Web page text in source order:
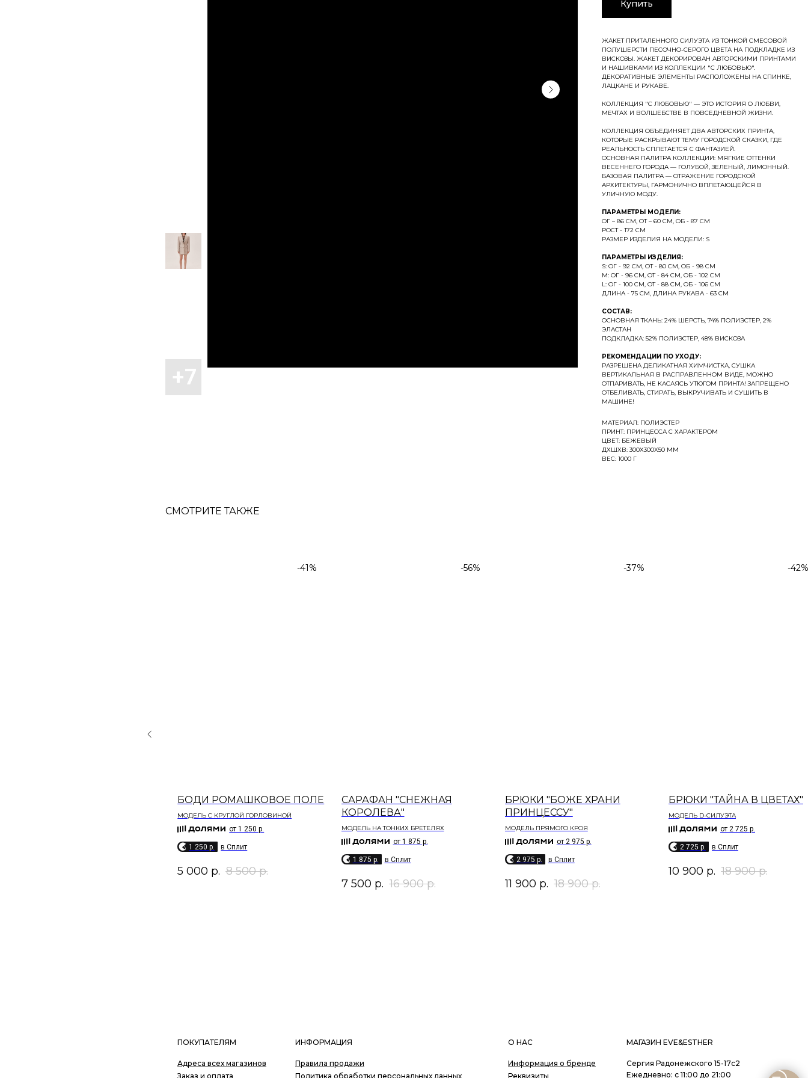
Купить
ЖАКЕТ ПРИТАЛЕННОГО СИЛУЭТА ИЗ ТОНКОЙ СМЕСОВОЙ
ПОЛУШЕРСТИ ПЕСОЧНО-СЕРОГО ЦВЕТА НА ПОДКЛАДКЕ ИЗ
ВИСКОЗЫ. ЖАКЕТ ДЕКОРИРОВАН АВТОРСКИМИ ПРИНТАМИ
И НАШИВКАМИ ИЗ КОЛЛЕКЦИИ "С ЛЮБОВЬЮ".
ДЕКОРАТИВНЫЕ ЭЛЕМЕНТЫ РАСПОЛОЖЕНЫ НА СПИНКЕ,
ЛАЦКАНЕ И РУКАВЕ.
КОЛЛЕКЦИЯ "С ЛЮБОВЬЮ" — ЭТО ИСТОРИЯ О ЛЮБВИ,
МЕЧТАХ И ВОЛШЕБСТВЕ В ПОВСЕДНЕВНОЙ ЖИЗНИ.
КОЛЛЕКЦИЯ ОБЪЕДИНЯЕТ ДВА АВТОРСКИХ ПРИНТА,
КОТОРЫЕ РАСКРЫВАЮТ ТЕМУ ГОРОДСКОЙ СКАЗКИ, ГДЕ
РЕАЛЬНОСТЬ СПЛЕТАЕТСЯ С ФАНТАЗИЕЙ.
ОСНОВНАЯ ПАЛИТРА КОЛЛЕКЦИИ: МЯГКИЕ ОТТЕНКИ
ВЕСЕННЕГО ГОРОДА — ГОЛУБОЙ, ЗЕЛЕНЫЙ, ЛИМОННЫЙ.
БАЗОВАЯ ПАЛИТРА — ОТРАЖЕНИЕ ГОРОДСКОЙ
АРХИТЕКТУРЫ, ГАРМОНИЧНО ВПЛЕТАЮЩЕЙСЯ В
УЛИЧНУЮ МОДУ.
ПАРАМЕТРЫ МОДЕЛИ:
ОГ – 86 СМ, ОТ – 60 СМ, ОБ - 87 СМ
РОСТ - 172 СМ
РАЗМЕР ИЗДЕЛИЯ НА МОДЕЛИ: S
ПАРАМЕТРЫ ИЗДЕЛИЯ:
S: ОГ - 92 СМ, ОТ - 80 СМ, ОБ - 98 СМ
M: ОГ - 96 СМ, ОТ - 84 СМ, ОБ - 102 СМ
L: ОГ - 100 СМ, ОТ - 88 СМ, ОБ - 106 СМ
ДЛИНА - 75 СМ, ДЛИНА РУКАВА - 63 СМ
СОСТАВ:
ОСНОВНАЯ ТКАНЬ: 24% ШЕРСТЬ, 74% ПОЛИЭСТЕР, 2%
ЭЛАСТАН
ПОДКЛАДКА: 52% ПОЛИЭСТЕР, 48% ВИСКОЗА
РЕКОМЕНДАЦИИ ПО УХОДУ:
РАЗРЕШЕНА ДЕЛИКАТНАЯ ХИМЧИСТКА, СУШКА
ВЕРТИКАЛЬНАЯ В РАСПРАВЛЕННОМ ВИДЕ, МОЖНО
ОТПАРИВАТЬ, НЕ КАСАЯСЬ УТЮГОМ ПРИНТА! ЗАПРЕЩЕНО
ОТБЕЛИВАТЬ, СТИРАТЬ, ВЫКРУЧИВАТЬ И СУШИТЬ В
МАШИНЕ!
МАТЕРИАЛ: ПОЛИЭСТЕР
ПРИНТ: ПРИНЦЕССА С ХАРАКТЕРОМ
ЦВЕТ: БЕЖЕВЫЙ
ДXШXВ: 300X300X50 ММ
ВЕС: 1000 Г
СМОТРИТЕ ТАКЖЕ
-41%
БОДИ РОМАШКОВОЕ ПОЛЕ
МОДЕЛЬ С КРУГЛОЙ ГОРЛОВИНОЙ
от 1 250 р.
1 250 p. в Сплит
5 000 р. 8 500 р.
-56%
САРАФАН "СНЕЖНАЯ
КОРОЛЕВА"
МОДЕЛЬ НА ТОНКИХ БРЕТЕЛЯХ
от 1 875 р.
1 875 p. в Сплит
7 500 р. 16 900 р.
-37%
БРЮКИ "БОЖЕ ХРАНИ
ПРИНЦЕССУ"
МОДЕЛЬ ПРЯМОГО КРОЯ
от 2 975 р.
2 975 p. в Сплит
11 900 р. 18 900 р.
-42%
БРЮКИ "ТАЙНА В ЦВЕТАХ"
МОДЕЛЬ D-СИЛУЭТА
от 2 725 р.
2 725 p. в Сплит
10 900 р. 18 900 р.
ПОКУПАТЕЛЯМ ИНФОРМАЦИЯ О НАС МАГАЗИН EVE&ESTHER
Адреса всех магазинов
Заказ и оплата
Правила продажи
Политика обработки персональных данных
Информация о бренде
Реквизиты
Сергия Радонежского 15-17с2
Ежедневно: с 11:00 до 21:00